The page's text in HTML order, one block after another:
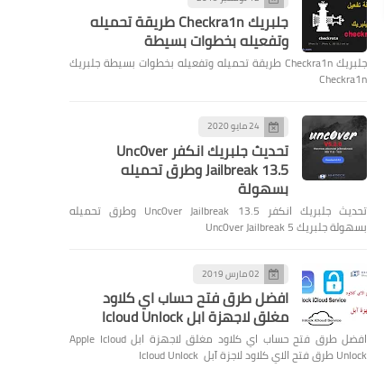
جلبريك Checkra1n طريقة تحميله
وتفعيله بخطوات بسيطة
جلبريك Checkra1n طريقة تحميله وتفعيله بخطوات بسيطة جلبريك
Checkra1n
24 مايو 2020
تحديث جلبريك انكفر Unc0ver
Jailbreak 13.5 وطرق تحميله
بسهولة
تحديث جلبريك انكفر Unc0ver Jailbreak 13.5 وطرق تحميله
بسهولة جلبريك Unc0ver Jailbreak 5
02 مارس 2019
افضل طرق فتح حساب اي كلاود
مغلق لاجهزة ابل Icloud Unlock
افضل طرق فتح حساب اي كلاود مغلق لاجهزة ابل Apple Icloud
Unlock طرق فتح الاي كلاود لاجزة آبل Icloud Unlock